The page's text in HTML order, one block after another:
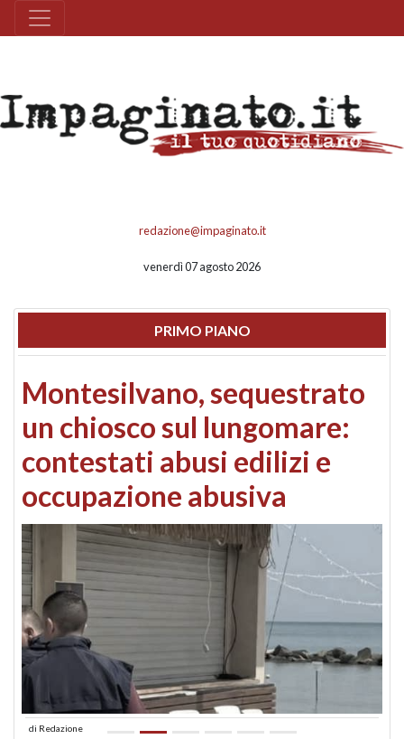
redazione@impaginato.it
venerdì 07 agosto 2026
PRIMO PIANO
Montesilvano, sequestrato
un chiosco sul lungomare:
contestati abusi edilizi e
occupazione abusiva
di Redazione